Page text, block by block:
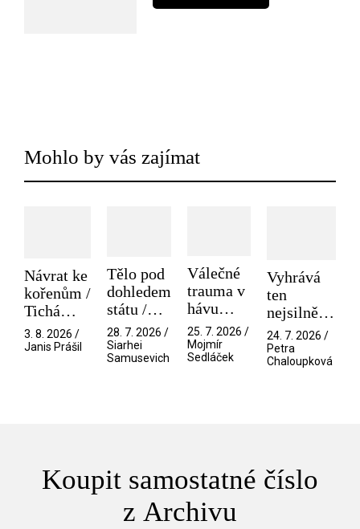
Mohlo by vás zajímat
Návrat ke
kořenům /
Tichá
přítelkyně
3. 8. 2026 /
Janis Prášil
Tělo pod
dohledem
státu /
Pramen
28. 7. 2026 /
Siarhei
Samusevich
Válečné
trauma v
hávu
spektáklu
/ Odyssea
25. 7. 2026 /
Mojmír
Sedláček
Vyhrává
ten
nejsilnější
/ V nitru
manosféry
24. 7. 2026 /
Petra
Chaloupková
Koupit samostatné číslo
z Archivu